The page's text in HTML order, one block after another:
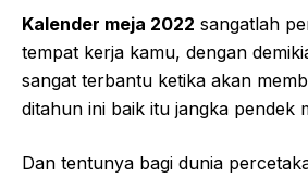
Kalender meja 2022 sangatlah
tempat kerja kamu, dengan
sangat terbantu ketika akan
ditahun ini baik itu jangka pendek
Dan tentunya bagi dunia